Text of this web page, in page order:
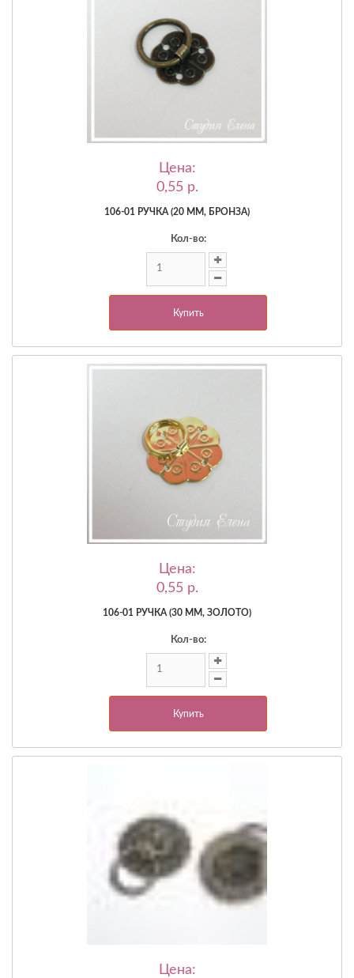
Цена:
0,55 p.
106-01 РУЧКА (20 ММ, БРОНЗА)
Кол-во:
Купить
Цена:
0,55 p.
106-01 РУЧКА (30 ММ, ЗОЛОТО)
Кол-во:
Купить
Цена: